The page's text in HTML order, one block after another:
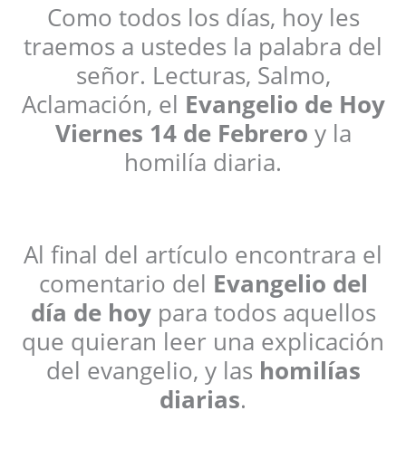
Como todos los días, hoy les
traemos a ustedes la palabra del
señor. Lecturas, Salmo,
Aclamación, el Evangelio de Hoy
Viernes 14 de Febrero y la
homilía diaria.
Al final del artículo encontrara el
comentario del Evangelio del
día de hoypara todos aquellos
que quieran leer una explicación
del evangelio, y las homilías
diarias.